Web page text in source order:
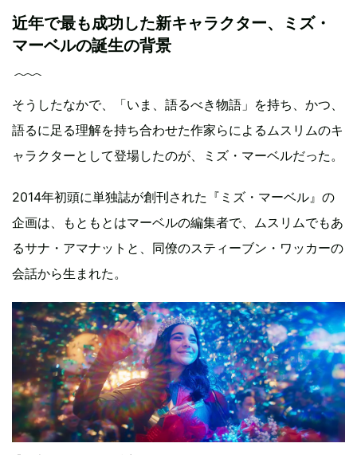
近年で最も成功した新キャラクター、ミズ・
マーベルの誕生の背景
そうしたなかで、「いま、語るべき物語」を持ち、かつ、
語るに足る理解を持ち合わせた作家らによるムスリムのキ
ャラクターとして登場したのが、ミズ・マーベルだった。
2014年初頭に単独誌が創刊された『ミズ・マーベル』の
企画は、もともとはマーベルの編集者で、ムスリムでもあ
るサナ・アマナットと、同僚のスティーブン・ワッカーの
会話から生まれた。